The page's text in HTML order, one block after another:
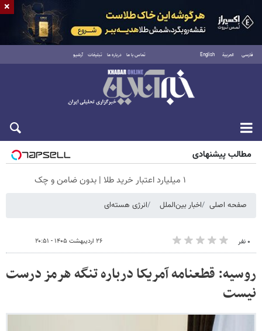
فارسی العربية English تماس با ما درباره ما تبلیغات آرشیو
شنبه ۱۷ مرداد ۱۴۰۵
مطالب پیشنهادی
۱ میلیارد اعتبار خرید طلا | بدون ضامن و چک
صفحه اصلی اخبار بین‌الملل انرژی هسته‌ای
۰ نفر ۲۶ اردیبهشت ۱۴۰۵ - ۲۰:۵۱
روسیه: قطعنامه آمریکا درباره تنگه هرمز درست
نیست
×